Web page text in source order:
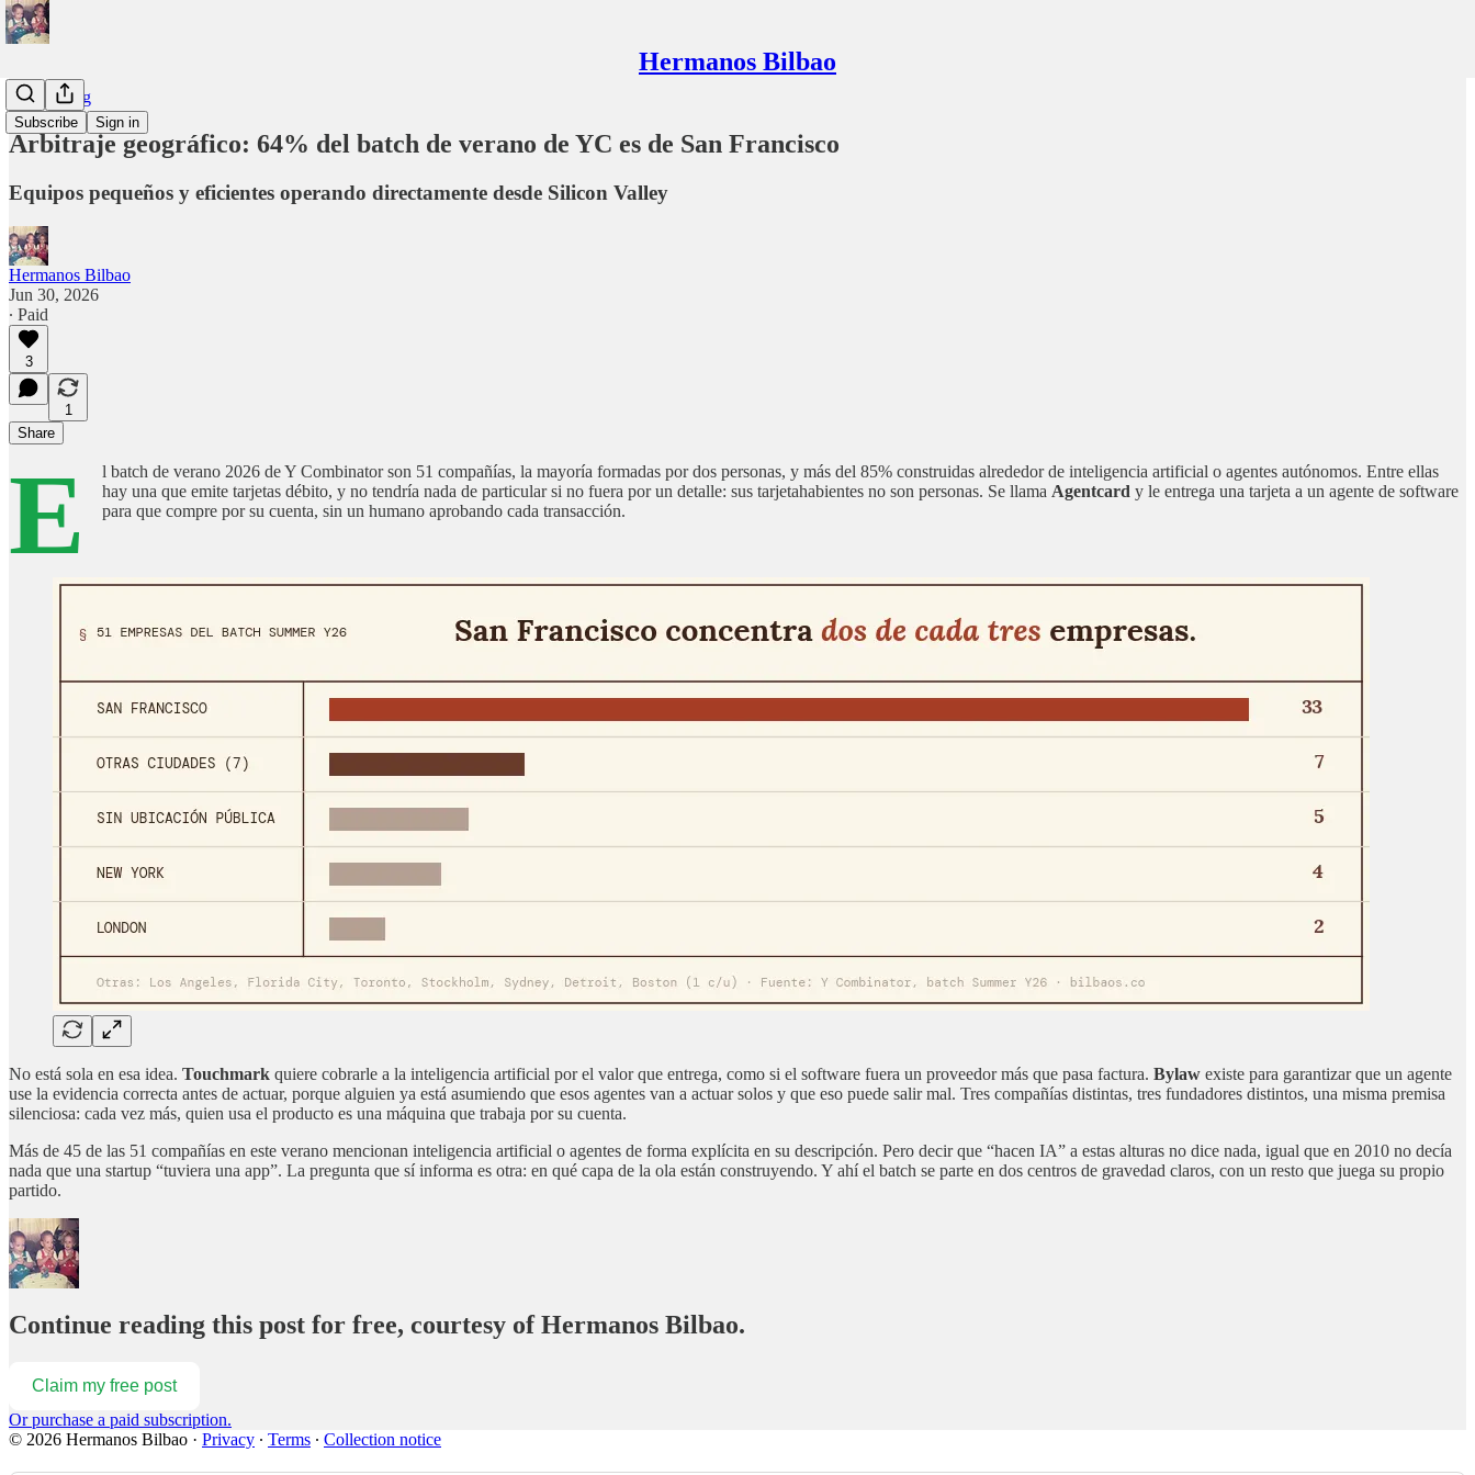
Hermanos Bilbao
Subscribe Sign in
Fundraising
Arbitraje geográfico: 64% del batch de verano de YC es de San Francisco
Equipos pequeños y eficientes operando directamente desde Silicon Valley
Hermanos Bilbao
Jun 30, 2026
∙ Paid
3
1
Share
E
l batch de verano 2026 de Y Combinator son 51 compañías, la mayoría formadas por dos personas, y más del 85% construidas alrededor de inteligencia artificial o agentes autónomos. Entre ellas
hay una que emite tarjetas débito, y no tendría nada de particular si no fuera por un detalle: sus tarjetahabientes no son personas. Se llama Agentcard y le entrega una tarjeta a un agente de software
para que compre por su cuenta, sin un humano aprobando cada transacción.
No está sola en esa idea. Touchmark quiere cobrarle a la inteligencia artificial por el valor que entrega, como si el software fuera un proveedor más que pasa factura. Bylaw existe para garantizar que un agente
use la evidencia correcta antes de actuar, porque alguien ya está asumiendo que esos agentes van a actuar solos y que eso puede salir mal. Tres compañías distintas, tres fundadores distintos, una misma premisa
silenciosa: cada vez más, quien usa el producto es una máquina que trabaja por su cuenta.
Más de 45 de las 51 compañías en este verano mencionan inteligencia artificial o agentes de forma explícita en su descripción. Pero decir que “hacen IA” a estas alturas no dice nada, igual que en 2010 no decía
nada que una startup “tuviera una app”. La pregunta que sí informa es otra: en qué capa de la ola están construyendo. Y ahí el batch se parte en dos centros de gravedad claros, con un resto que juega su propio
partido.
Continue reading this post for free, courtesy of Hermanos Bilbao.
Claim my free post
Or purchase a paid subscription.
© 2026 Hermanos Bilbao · Privacy ∙ Terms ∙ Collection notice